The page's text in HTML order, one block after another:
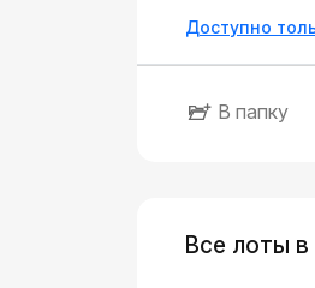
Доступно
В папку
Все лоты